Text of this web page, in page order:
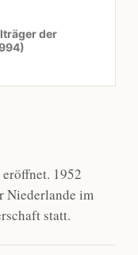
der
1952
Niederlande im
statt.